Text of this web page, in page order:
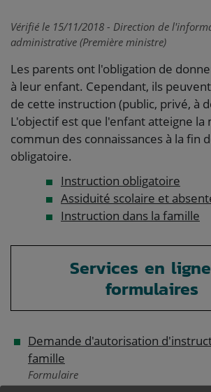
Vérifié le 15/11/2018 - Direction de
administrative (Première ministre)
Les parents ont l'obligation de
à leur enfant. Cependant, ils
de cette instruction (public, privé, à
L'objectif est que l'enfant atteigne la
commun des connaissances à la fin
obligatoire.
Instruction obligatoire
Assiduité scolaire et
Instruction dans la famille
Services en
formulaires
Demande d'autorisation
famille
Formulaire